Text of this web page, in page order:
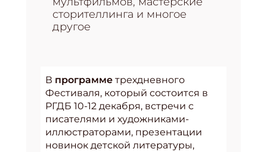
сторителлинга и многое
другое
В программе трехдневного
Фестиваля, который состоится в
РГДБ 10-12 декабря, встречи с
писателями и художниками-
иллюстраторами, презентации
новинок детской литературы,